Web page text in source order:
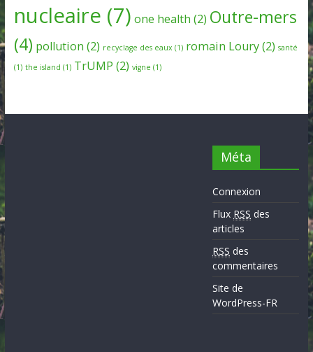
nucleaire (7) one health (2) Outre-mers
(4) pollution (2) recyclage des eaux (1) romain Loury(2) santé
(1) the island (1) TrUMP (2) vigne (1)
Méta
Connexion
Flux RSS des
articles
RSS des
commentaires
Site de
WordPress-FR